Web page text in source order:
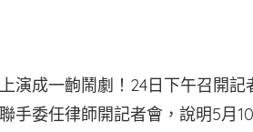
演成一齣鬧劇！24日下午召開
手委任律師開記者會，說明5月